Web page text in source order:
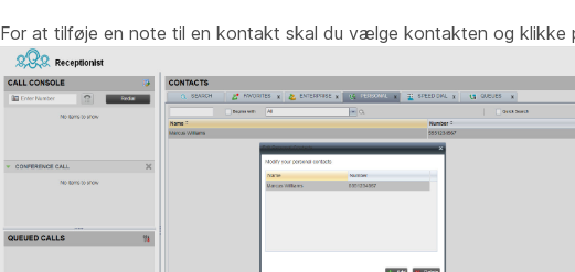
For at tilføje en note til en kontakt skal du vælge kontakten og klikke